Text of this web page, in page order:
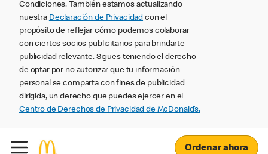
Condiciones. También estamos actualizando
nuestra Declaración de Privacidad con el
propósito de reflejar cómo podemos colaborar
con ciertos socios publicitarios para brindarte
publicidad relevante. Sigues teniendo el derecho
de optar por no autorizar que tu información
personal se comparta con fines de publicidad
dirigida, un derecho que puedes ejercer en el
Centro de Derechos de Privacidad de McDonald’s.
Ordenar ahora